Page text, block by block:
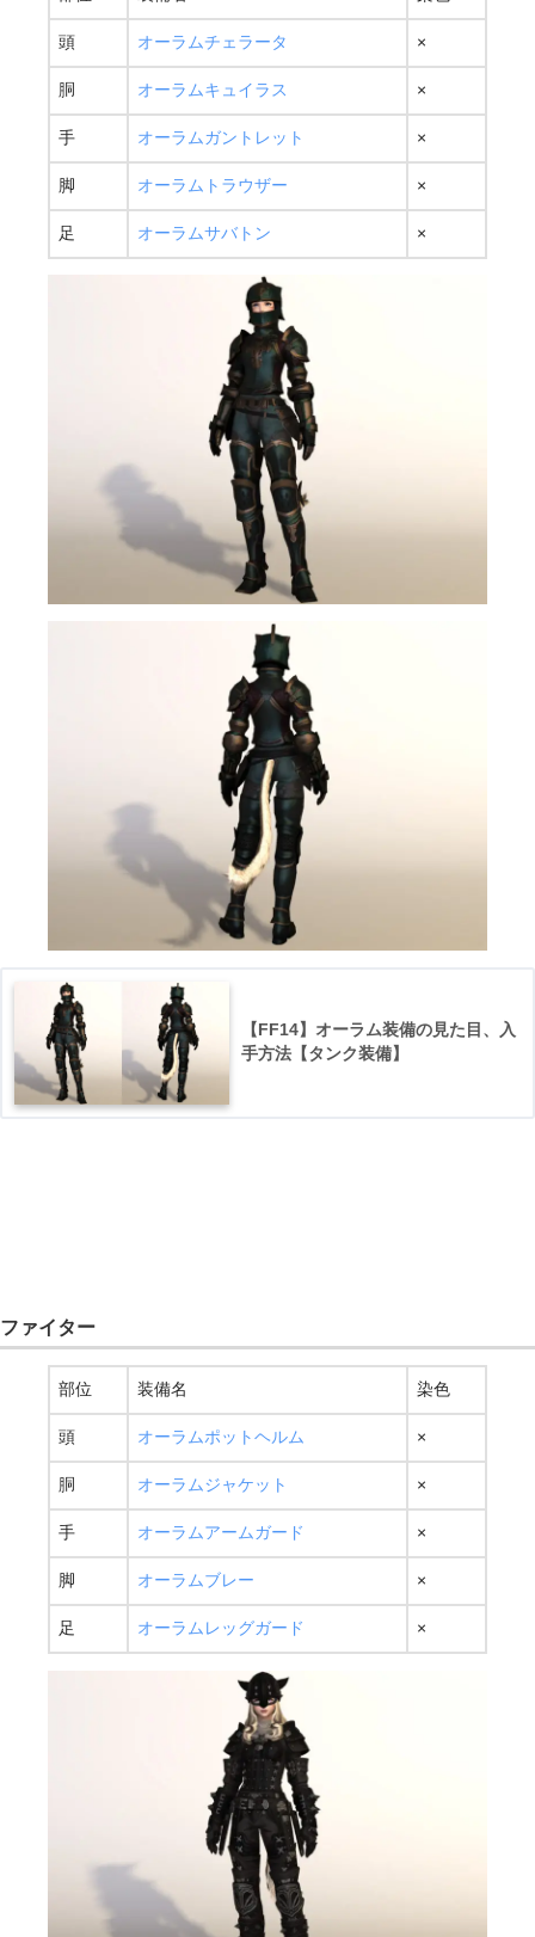
頭 オーラムチェラータ ×
胴 オーラムキュイラス ×
手 オーラムガントレット ×
脚 オーラムトラウザー ×
足 オーラムサバトン ×
【FF14】オーラム装備の見た目、入
手方法【タンク装備】
ファイター
部位 装備名 染色
頭 オーラムポットヘルム ×
胴 オーラムジャケット ×
手 オーラムアームガード ×
脚 オーラムブレー ×
足 オーラムレッグガード ×